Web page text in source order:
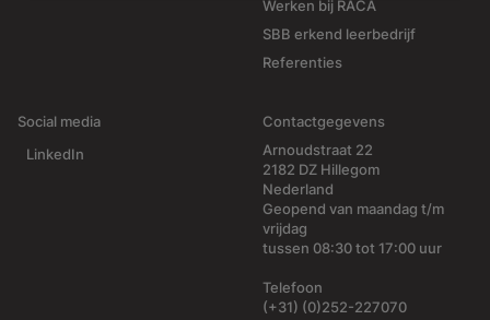
Werken bij RACA
SBB erkend leerbedrijf
Referenties
Social media
LinkedIn
Contactgegevens
Arnoudstraat 22
2182 DZ Hillegom
Nederland
Geopend van maandag t/m
vrijdag
tussen 08:30 tot 17:00 uur
Telefoon
(+31) (0)252-227070